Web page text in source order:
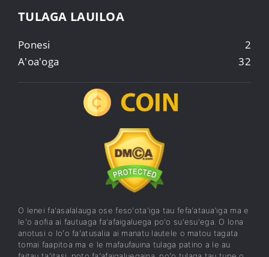
TULAGA LAUILOA
Ponesi
2
A'oa'oga
32
O lenei fa'asalalauga ose feso'ota'iga tau fefa'ataua'iga ma e
le'o aofia ai fautuaga fa'afaigaluega po'o su'esu'ega. O lona
anotusi o loʻo faʻatusalia ai manatu lautele o matou tagata
tomai faapitoa ma e le mafaufauina tulaga patino a le au